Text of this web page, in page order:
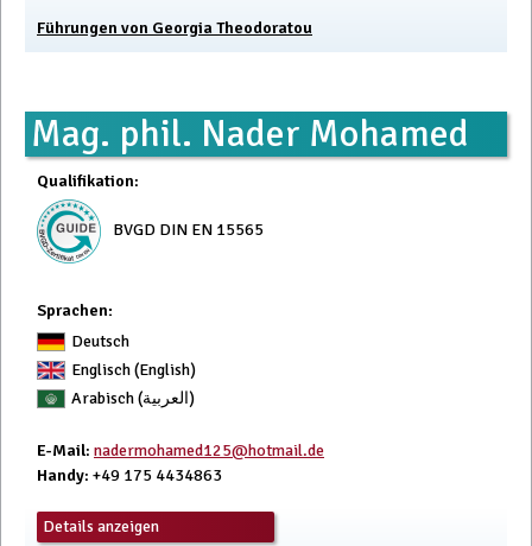
Führungen von Georgia Theodoratou
Mag. phil. Nader Mohamed
Qualifikation:
BVGD DIN EN 15565
Sprachen:
Deutsch
Englisch (English)
Arabisch (العربية)
E-Mail: nadermohamed125@hotmail.de
Handy: +49 175 4434863
Details anzeigen